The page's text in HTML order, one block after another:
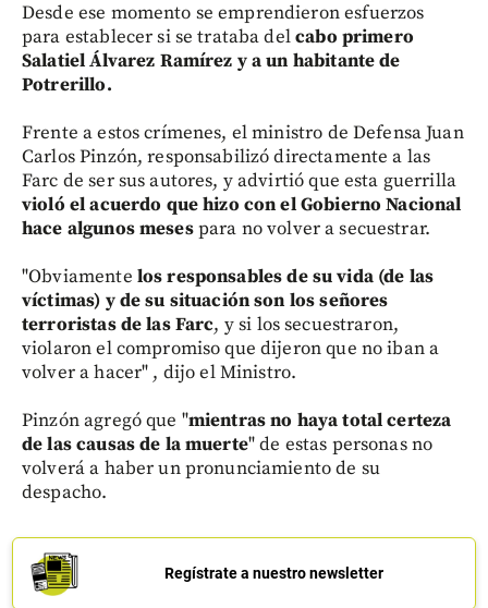
Desde ese momento se emprendieron esfuerzos
para establecer si se trataba delcabo primero
Salatiel Álvarez Ramírez y a un habitante de
Potrerillo.
Frente a estos crímenes, el ministro de Defensa Juan
Carlos Pinzón, responsabilizó directamente a las
Farc de ser sus autores, y advirtió que esta guerrilla
violó el acuerdo que hizo con el Gobierno Nacional
hace algunos mesespara no volver a secuestrar.
"Obviamente los responsables de su vida (de las
víctimas) y de su situación son los señores
terroristas de las Farc, y si los secuestraron,
violaron el compromiso que dijeron que no iban a
volver a hacer" , dijo el Ministro.
Pinzón agregó que "mientras no haya total certeza
de las causas de la muerte" de estas personas no
volverá a haber un pronunciamiento de su
despacho.
Regístrate a nuestro newsletter